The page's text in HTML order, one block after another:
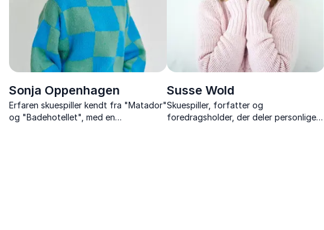
Sonja Oppenhagen
Erfaren skuespiller kendt fra "Matador"
og "Badehotellet", med en
Susse Wold
Skuespiller, forfatter og
foredragsholder, der deler personlige